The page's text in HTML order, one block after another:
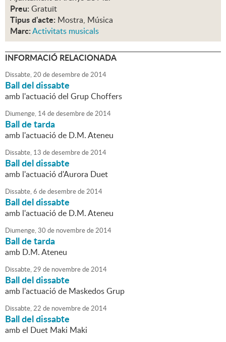
Preu: Gratuït
Tipus d'acte: Mostra, Música
Marc:Activitats musicals
INFORMACIÓ RELACIONADA
Dissabte,20 dedesembrede2014
Ball del dissabte
amb l'actuació del Grup Choffers
Diumenge, 14dedesembrede2014
Ball de tarda
amb l'actuació de D.M. Ateneu
Dissabte, 13 dedesembrede2014
Ball del dissabte
amb l'actuació d'Aurora Duet
Dissabte,6 dedesembrede2014
Ball del dissabte
amb l'actuació de D.M. Ateneu
Diumenge,30 de novembrede2014
Ball de tarda
amb D.M. Ateneu
Dissabte,29 de novembrede2014
Ball del dissabte
amb l'actuació de Maskedos Grup
Dissabte,22 de novembrede2014
Ball del dissabte
amb el Duet Maki Maki